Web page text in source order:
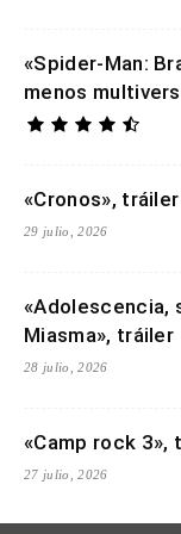
«Spider-Man:
menos
«Cronos», tráiler
29 julio, 2026
«Adolescencia,
Miasma», tráiler
28 julio, 2026
«Camp rock 3»,
27 julio, 2026